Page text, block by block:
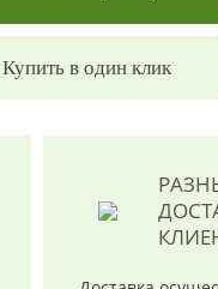
Купить в один клик